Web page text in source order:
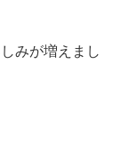
みが増えまし